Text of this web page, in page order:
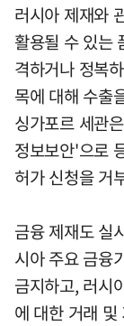
러시아 제재와
활용될 수 있는
격하거나 정복
목에 대해 수출
싱가포르 세관
정보보안'으로
허가 신청을 거
금융 제재도 실
시아 주요 금융
금지하고, 러시
에 대한 거래